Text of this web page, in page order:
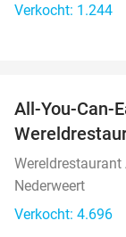
Verkocht: 1.244
All-You-Can-
Nederweert
Verkocht: 4.696